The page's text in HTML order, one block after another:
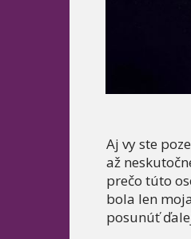
Aj vy ste
až
prečo túto
bola len
posunúť